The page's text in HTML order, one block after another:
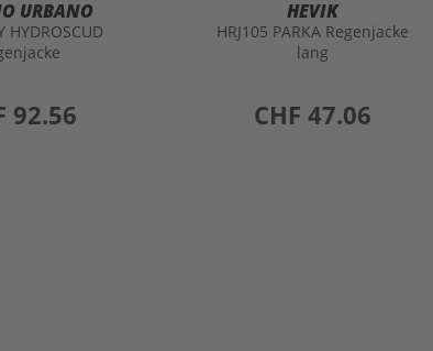
URBANO
HYDROSCUD
92.56
HEVIK
HRJ105 PARKA Regenjacke
lang
preis
CHF 47.06